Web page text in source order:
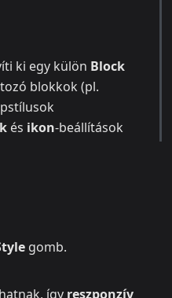
ki egy külön Block
blokkok (pl.
és ikon-beállítások
gomb.
így reszponzív